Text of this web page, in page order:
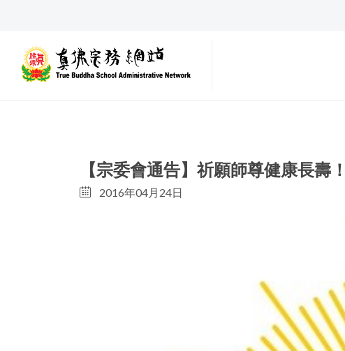
【宗委會通告】祈願師尊健康長壽！
2016年04月24日